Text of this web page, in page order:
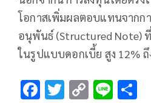
โอกาสเพิ่มผลตอบแทนจาก
อนุพันธ์ (Structured Note)
ในรูปแบบดอกเบี้ย สูง 12%
F T C Li